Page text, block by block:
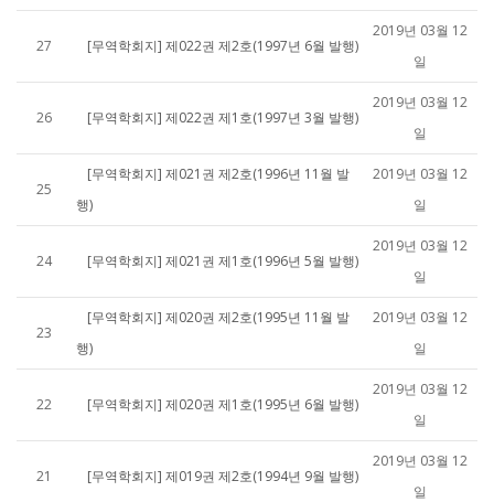
27 [무역학회지] 제022권 제2호(1997년 6월 발행)
2019년 03월 12
일
26 [무역학회지] 제022권 제1호(1997년 3월 발행)
2019년 03월 12
일
25
[무역학회지] 제021권 제2호(1996년 11월 발
행)
2019년 03월 12
일
24 [무역학회지] 제021권 제1호(1996년 5월 발행)
2019년 03월 12
일
23
[무역학회지] 제020권 제2호(1995년 11월 발
행)
2019년 03월 12
일
22 [무역학회지] 제020권 제1호(1995년 6월 발행)
2019년 03월 12
일
21 [무역학회지] 제019권 제2호(1994년 9월 발행)
2019년 03월 12
일